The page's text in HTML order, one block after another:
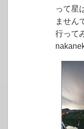
って星
ません
行って